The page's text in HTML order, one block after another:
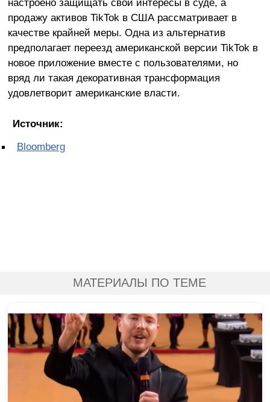
настроено защищать свои интересы в суде, а
продажу активов TikTok в США рассматривает в
качестве крайней меры. Одна из альтернатив
предполагает переезд американской версии TikTok в
новое приложение вместе с пользователями, но
вряд ли такая декоративная трансформация
удовлетворит американские власти.
Источник:
Bloomberg
МАТЕРИАЛЫ ПО ТЕМЕ